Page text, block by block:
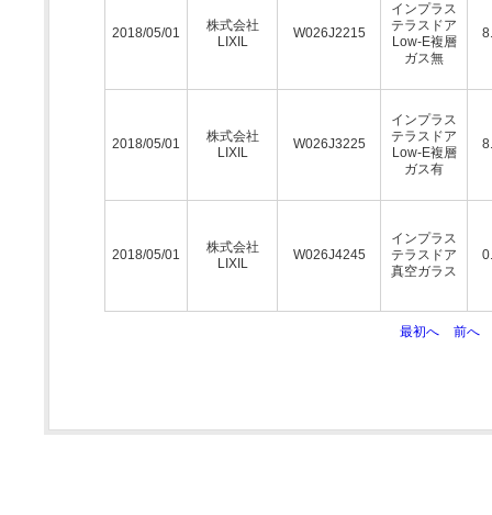
2018/05/01
株式会社
LIXIL
W026J2215
インプラス
テラスドア
Low-E複層
ガス無
2018/05/01
株式会社
LIXIL
W026J3225
インプラス
テラスドア
Low-E複層
ガス有
2018/05/01
株式会社
LIXIL
W026J4245
インプラス
テラスドア
真空ガラス
最初へ 前へ